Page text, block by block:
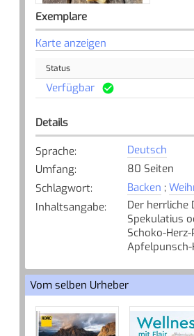
Exemplare
Karte anzeigen
Status
Verfügbar
Details
Sprache:
Deutsch
Umfang:
80 Seiten
Schlagwort: Backen ;
Inhaltsangabe:
Der herrliche
Spekulatius
Schoko-
Vom selben Urheber